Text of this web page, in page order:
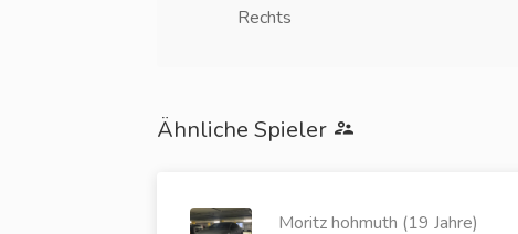
Rechts
Ähnliche Spieler
Moritz hohmuth (19 Jahre)